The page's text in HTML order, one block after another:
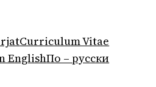
Curriculum Vitae
EnglishПо – русски